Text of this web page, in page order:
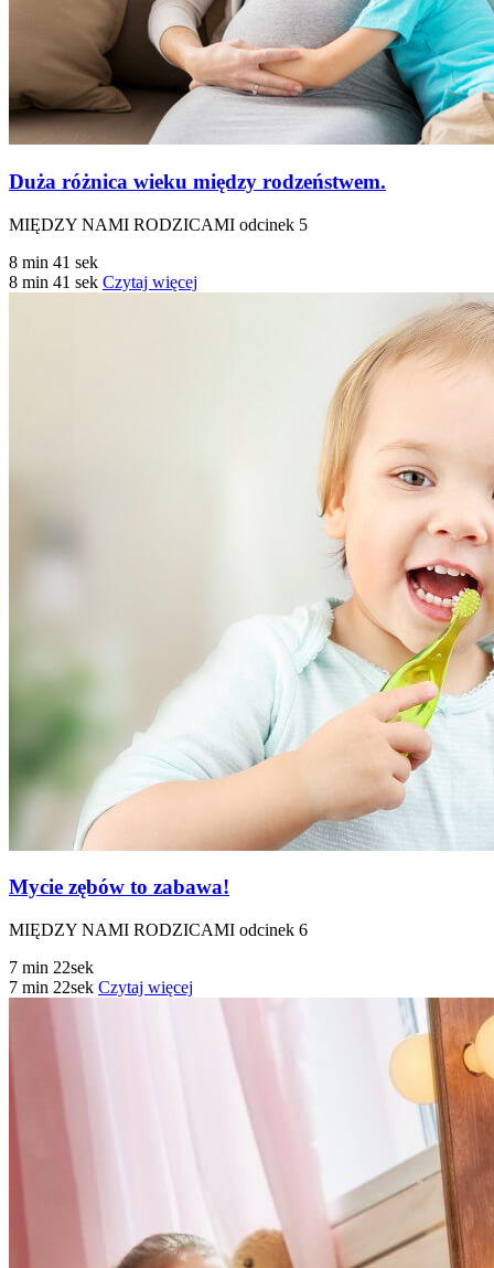
Duża różnica wieku między rodzeństwem.
MIĘDZY NAMI RODZICAMI odcinek 5
8 min 41 sek
8 min 41 sek Czytaj więcej
Mycie zębów to zabawa!
MIĘDZY NAMI RODZICAMI odcinek 6
7 min 22sek
7 min 22sek Czytaj więcej